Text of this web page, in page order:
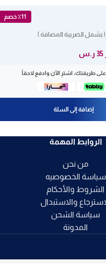
٪11 خصم
( يشمل الضريبة المضافة )
طريقتك، اشترِ الآن وادفع لاحقاً
إضافة إلى السلة
الروابط المهمة
من نحن
سياسة الخصوصيه
الشروط والأحكام
والاستبدال
سياسة الشحن
المدونة